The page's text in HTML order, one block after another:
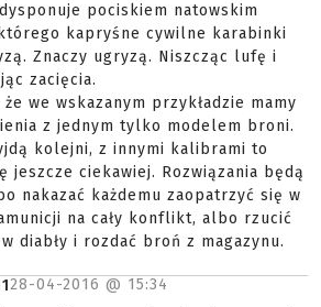
pociskiem natowskim
kapryśne cywilne karabinki
Znaczy ugryzą. Niszcząc lufę i
zacięcia.
że we wskazanym przykładzie mamy
z jednym tylko modelem broni.
kolejni, z innymi kalibrami to
jeszcze ciekawiej. Rozwiązania będą
nakazać każdemu zaopatrzyć się w
na cały konflikt, albo rzucić
w diabły i rozdać broń z magazynu.
28-04-2016 @ 15:34